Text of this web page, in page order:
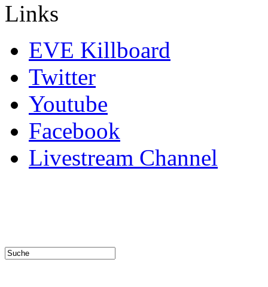
Links
EVE Killboard
Twitter
Youtube
Facebook
Livestream Channel